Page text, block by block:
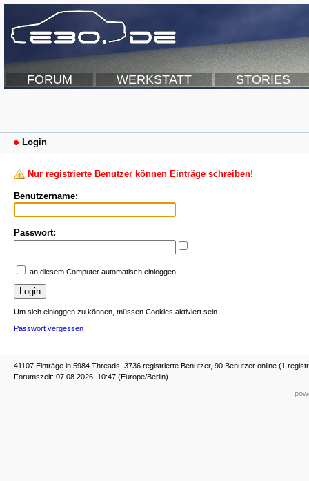
FORUM WERKSTATT STORIES
Login
Nur registrierte Benutzer können Einträge schreiben!
Benutzername:
Passwort:
an diesem Computer automatisch einloggen
Um sich einloggen zu können, müssen Cookies aktiviert sein.
Passwort vergessen
41107 Einträge in 5984 Threads, 3736 registrierte Benutzer, 90 Benutzer online (1
Forumszeit: 07.08.2026, 10:47 (Europe/Berlin)